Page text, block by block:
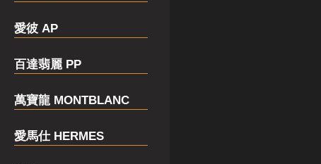
愛彼 AP
百達翡麗 PP
萬寶龍 MONTBLANC
愛馬仕 HERMES